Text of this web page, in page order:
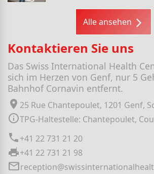
Alle ansehen
Kontaktieren Sie uns
Das Swiss International Health
sich im Herzen von Genf, nur 5
Bahnhof Cornavin entfernt.
25 Rue Chantepoulet, 1201 Genf,
TPG-Haltestelle: Chantepoulet,
+41 22 731 21 20
+41 22 731 21 98